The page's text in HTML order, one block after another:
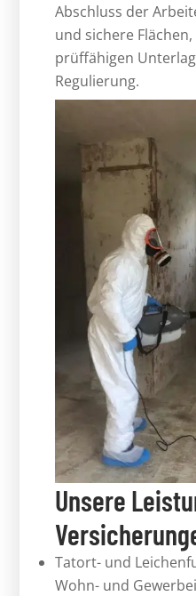
Abschluss der
und sichere
prüffähigen
Regulierung.
Unsere
Tatort- und
Wohn- und